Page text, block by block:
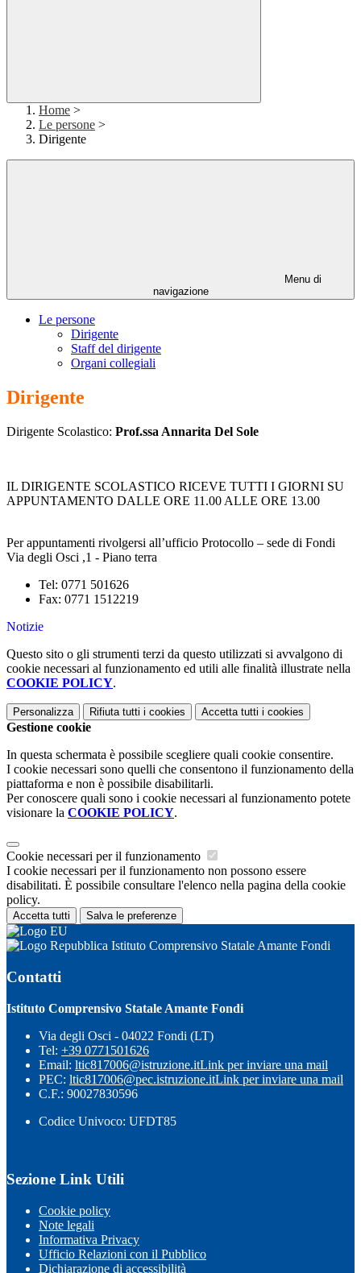
Home >
Le persone >
Dirigente
Menu di
navigazione
Le persone
Dirigente
Staff del dirigente
Organi collegiali
Dirigente
Dirigente Scolastico: Prof.ssa Annarita Del Sole
IL DIRIGENTE SCOLASTICO RICEVE TUTTI I GIORNI SU
APPUNTAMENTO DALLE ORE 11.00 ALLE ORE 13.00
Per appuntamenti rivolgersi all’ufficio Protocollo – sede di Fondi
Via degli Osci ,1 - Piano terra
Tel: 0771 501626
Fax: 0771 1512219
Notizie
Questo sito o gli strumenti terzi da questo utilizzati si avvalgono di
cookie necessari al funzionamento ed utili alle finalità illustrate nella
COOKIE POLICY.
Personalizza Rifiuta tutti i cookies Accetta tutti i cookies
Gestione cookie
In questa schermata è possibile scegliere quali cookie consentire.
I cookie necessari sono quelli che consentono il funzionamento della
piattaforma e non è possibile disabilitarli.
Per conoscere quali sono i cookie necessari al funzionamento potete
visionare la COOKIE POLICY.
Cookie necessari per il funzionamento
I cookie necessari per il funzionamento non possono essere
disabilitati. È possibile consultare l'elenco nella pagina della cookie
policy.
Accetta tutti Salva le preferenze
Istituto Comprensivo Statale Amante Fondi
Contatti
Istituto Comprensivo Statale Amante Fondi
Via degli Osci - 04022 Fondi (LT)
Tel: +39 0771501626
Email: ltic817006@istruzione.itLink per inviare una mail
PEC: ltic817006@pec.istruzione.itLink per inviare una mail
C.F.: 90027830596
Codice Univoco: UFDT85
Sezione Link Utili
Cookie policy
Note legali
Informativa Privacy
Ufficio Relazioni con il Pubblico
Dichiarazione di accessibilità